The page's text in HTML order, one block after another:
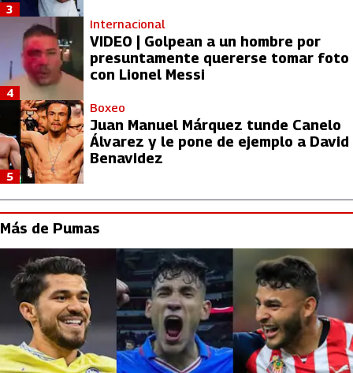
3
Internacional
VIDEO | Golpean a un hombre por
presuntamente quererse tomar foto
con Lionel Messi
4
Boxeo
Juan Manuel Márquez tunde Canelo
Álvarez y le pone de ejemplo a David
Benavidez
5
Más de Pumas